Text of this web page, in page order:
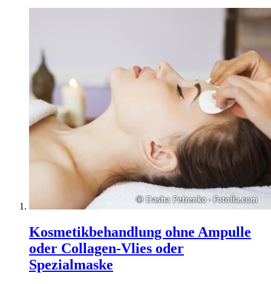
Kosmetikbehandlung ohne Ampulle
oder Collagen-Vlies oder
Spezialmaske